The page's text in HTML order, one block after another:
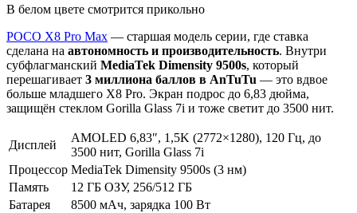
В белом цвете смотрится прикольно
POCO X8 Pro Max — старшая модель серии, где ставка
сделана на автономность и производительность. Внутри
субфлагманский MediaTek Dimensity 9500s, который
перешагивает 3 миллиона баллов в AnTuTu — это вдвое
больше младшего X8 Pro. Экран подрос до 6,83 дюйма,
защищён стеклом Gorilla Glass 7i и тоже светит до 3500 нит.
Дисплей
AMOLED 6,83″, 1,5K (2772×1280), 120 Гц, до
3500 нит, Gorilla Glass 7i
Процессор MediaTek Dimensity 9500s (3 нм)
Память
12 ГБ ОЗУ, 256/512 ГБ
Батарея
8500 мАч, зарядка 100 Вт